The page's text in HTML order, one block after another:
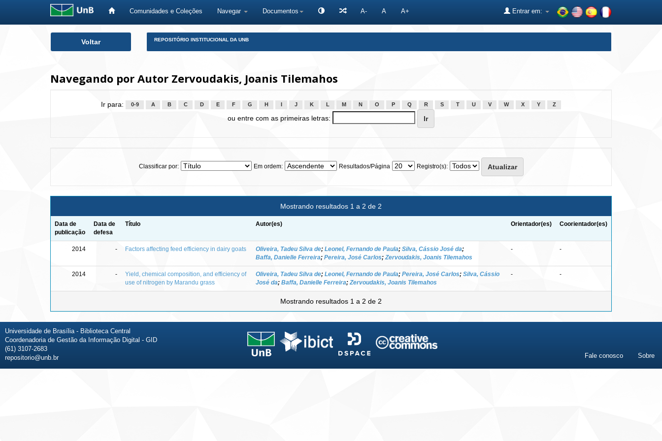
Comunidades e Coleções Navegar Documentos A- A A+ Entrar em:
Voltar REPOSITÓRIO INSTITUCIONAL DA UNB
Navegando por Autor Zervoudakis, Joanis Tilemahos
Ir para: 0-9 A B C D E F G H J K L M N O P Q R S T U V W X Y Z
ou entre com as primeiras letras:
Classificar por: Em ordem: Resultados/Página Registro(s):
Mostrando resultados 1 a 2 de 2
Data de
publicação
Data de
defesa
Título Autor(es) Orientador(es) Coorientador(es)
2014 - Factors affecting feed efficiency in dairy goats Oliveira, Tadeu Silva de; Leonel, Fernando de Paula; Silva, Cássio José da;
Baffa, Danielle Ferreira; Pereira, José Carlos; Zervoudakis, Joanis Tilemahos
- -
2014 -
Yield, chemical composition, and efficiency of
use of nitrogen by Marandu grass
Oliveira, Tadeu Silva de; Leonel, Fernando de Paula; Pereira, José Carlos; Silva, Cássio
José da; Baffa, Danielle Ferreira; Zervoudakis, Joanis Tilemahos
- -
Mostrando resultados 1 a 2 de 2
Universidade de Brasília - Biblioteca Central
Coordenadoria de Gestão da Informação Digital - GID
(61) 3107-2683
repositorio@unb.br
Fale conosco Sobre